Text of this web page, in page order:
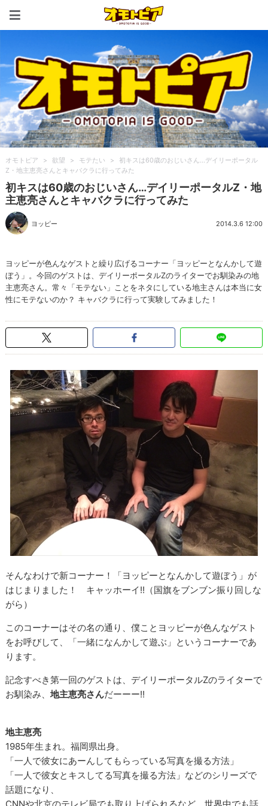
オモトピア > 欲望 > モテたい >
初キスは60歳のおじいさん…デイリーポータル
Z・地主恵亮さんとキャバクラに行ってみた
初キスは60歳のおじいさん…デイリーポータルZ・地
主恵亮さんとキャバクラに行ってみた
ヨッピー 2014.3.6 12:00
ヨッピーが色んなゲストと繰り広げるコーナー「ヨッピーとなんかして遊
ぼう」。今回のゲストは、デイリーポータルZのライターでお馴染みの地
主恵亮さん。常々「モテない」ことをネタにしている地主さんは本当に女
性にモテないのか？ キャバクラに行って実験してみました！
そんなわけで新コーナー！「ヨッピーとなんかして遊ぼう」が
はじまりました！ キャッホーイ!!（国旗をブンブン振り回しな
がら）
このコーナーはその名の通り、僕ことヨッピーが色んなゲスト
をお呼びして、「一緒になんかして遊ぶ」というコーナーであ
ります。
記念すべき第一回のゲストは、デイリーポータルZのライターで
お馴染み、地主恵亮さんだーーー!!
地主恵亮
1985年生まれ。福岡県出身。
「一人で彼女にあーんしてもらっている写真を撮る方法」
「一人で彼女とキスしてる写真を撮る方法」などのシリーズで
話題になり、